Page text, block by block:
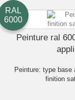
RAL
6000
Peinture ral
Peinture: type base
finition